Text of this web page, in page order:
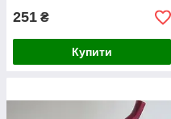
251 ₴
Купити